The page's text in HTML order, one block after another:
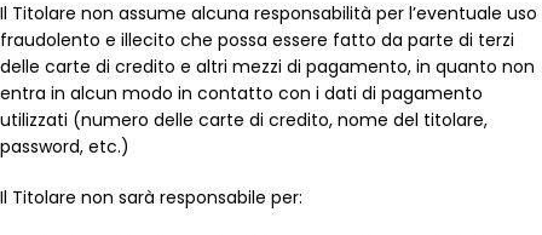
Il Titolare non assume alcuna responsabilità per l’eventuale uso
fraudolento e illecito che possa essere fatto da parte di terzi
delle carte di credito e altri mezzi di pagamento, in quanto non
entra in alcun modo in contatto con i dati di pagamento
utilizzati (numero delle carte di credito, nome del titolare,
password, etc.)
Il Titolare non sarà responsabile per: